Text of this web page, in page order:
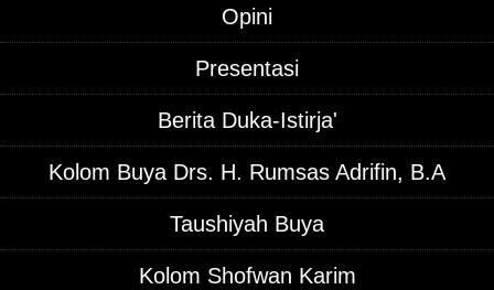
Opini
Presentasi
Berita Duka-Istirja'
Kolom Buya Drs. H. Rumsas Adrifin, B.A
Taushiyah Buya
Kolom Shofwan Karim